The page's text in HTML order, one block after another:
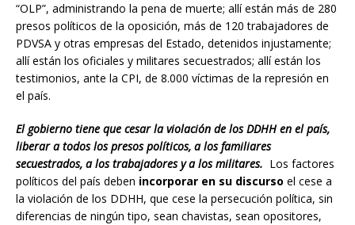
“OLP”, administrando la pena de muerte; allí están más de 280
presos políticos de la oposición, más de 120 trabajadores de
PDVSA y otras empresas del Estado, detenidos injustamente;
allí están los oficiales y militares secuestrados; allí están los
testimonios, ante la CPI, de 8.000 víctimas de la represión en
el país.
El gobierno tiene que cesar la violación de los DDHH en el país,
liberar a todos los presos políticos, a los familiares
secuestrados, a los trabajadores y a los militares. Los factores
políticos del país deben incorporar en su discurso el cese a
la violación de los DDHH, que cese la persecución política, sin
diferencias de ningún tipo, sean chavistas, sean opositores,